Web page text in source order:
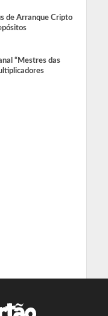
de Arranque Cripto
“Mestres das